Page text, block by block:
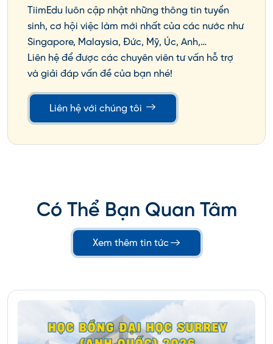
nền giáo dục của các nước phương Tây, trong đó
có Canada. Do đó, việc bổ sung thêm các hoạt
động ngoại khóa đã tham gia sẽ làm hồ sơ của
bạn thêm phần nổi bật.
Sơ yếu lý lịch
Sơ yếu lý lịch hay CV sẽ là nơi tóm tắt ngắn gọn và
chi tiết những thông tin quan trọng để người đọc
có thể hình dung về bạn. Thông thường, CV là nội
TiimEdu luôn cập nhật những thông tin tuyển
sinh, cơ hội việc làm mới nhất của các nước như
Singapore, Malaysia, Đức, Mỹ, Úc, Anh,…
Liên hệ để được các chuyên viên tư vấn hỗ trợ
và giải đáp vấn đề của bạn nhé!
Liên hệ với chúng tôi
Có Thể Bạn Quan Tâm
Xem thêm tin tức